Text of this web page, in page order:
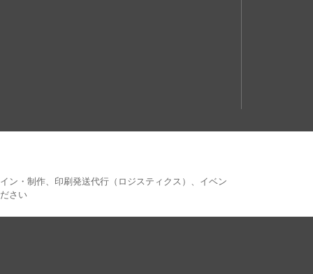
ン・制作、印刷発送代行（ロジスティクス）、イベン
さい